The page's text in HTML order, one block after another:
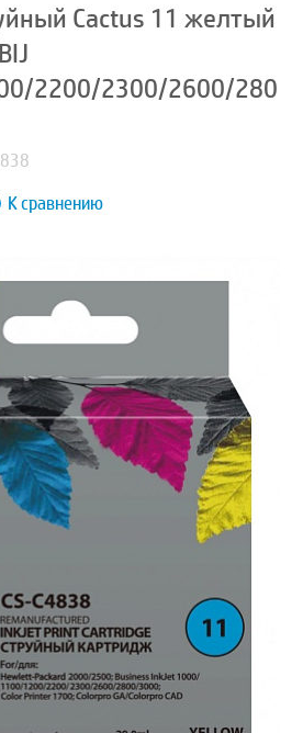
Cactus 11 желтый
2200/2300/2600/280
К сравнению